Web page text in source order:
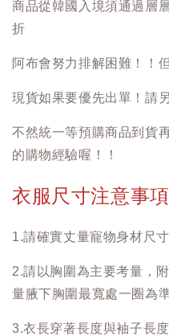
商品從韓國入境須通過層
折
阿布會努力排解困難！！
現貨如果要優先出單！請
不然統一等預購商品到貨
的購物經驗喔！！
衣服尺寸注意事項
1.請確實丈量寵物身材尺
2.請以胸圍為主要考量，
量腋下胸圍最寬處一圈為
3.衣長穿著長度與袖子長